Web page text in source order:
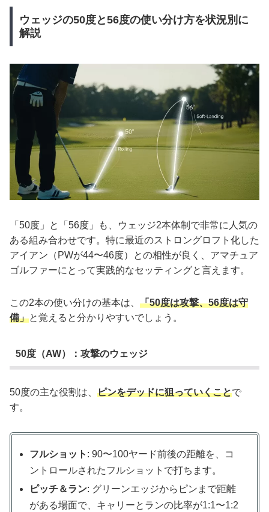
ウェッジの50度と56度の使い分け方を状況別に
解説
「50度」と「56度」も、ウェッジ2本体制で非常に人気の
ある組み合わせです。特に最近のストロングロフト化した
アイアン（PWが44〜46度）との相性が良く、アマチュア
ゴルファーにとって実践的なセッティングと言えます。
この2本の使い分けの基本は、 「50度は攻撃、56度は守
備」と覚えると分かりやすいでしょう。
50度（AW）：攻撃のウェッジ
50度の主な役割は、 ピンをデッドに狙っていくことで
す。
フルショット : 90〜100ヤード前後の距離を、コ
ントロールされたフルショットで打ちます。
ピッチ＆ラン: グリーンエッジからピンまで距離
がある場面で、キャリーとランの比率が1:1〜1:2